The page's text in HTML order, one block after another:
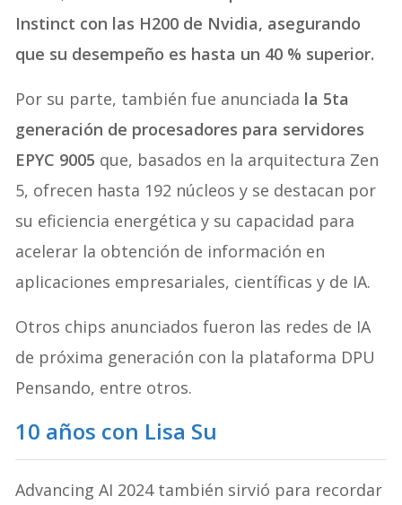
Instinct con las H200 de Nvidia, asegurando
que su desempeño es hasta un 40 % superior.
Por su parte, también fue anunciada la 5ta
generación de procesadores para servidores
EPYC 9005 que, basados en la arquitectura Zen
5, ofrecen hasta 192 núcleos y se destacan por
su eficiencia energética y su capacidad para
acelerar la obtención de información en
aplicaciones empresariales, científicas y de IA.
Otros chips anunciados fueron las redes de IA
de próxima generación con la plataforma DPU
Pensando, entre otros.
10 años con Lisa Su
Advancing AI 2024 también sirvió para recordar